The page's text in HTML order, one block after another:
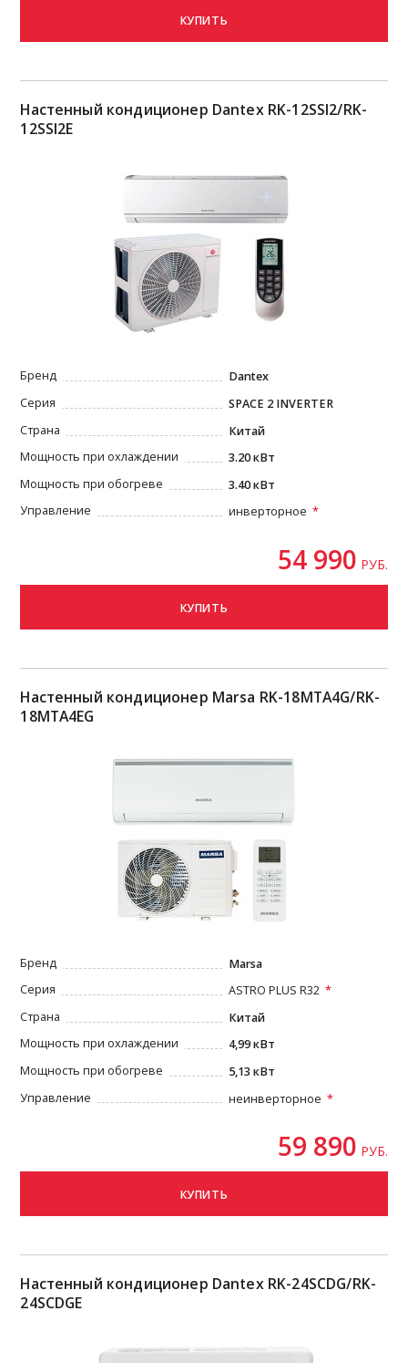
КУПИТЬ
Настенный кондиционер Dantex RK-12SSI2/RK-
12SSI2E
Бренд
Dantex
Серия
SPACE 2 INVERTER
Страна
Китай
Мощность при охлаждении
3.20 кВт
Мощность при обогреве
3.40 кВт
Управление
инверторное
54 990 РУБ.
КУПИТЬ
Настенный кондиционер Marsa RK-18MTA4G/RK-
18MTA4EG
Бренд
Marsa
Серия
ASTRO PLUS R32
Страна
Китай
Мощность при охлаждении
4,99 кВт
Мощность при обогреве
5,13 кВт
Управление
неинверторное
59 890 РУБ.
КУПИТЬ
Настенный кондиционер Dantex RK-24SCDG/RK-
24SCDGE